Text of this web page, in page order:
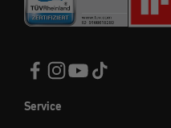
Service